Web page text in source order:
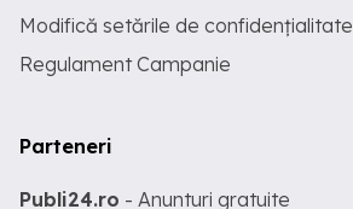
Modifică setările de confidențialitate
Regulament Campanie
Parteneri
Publi24.ro - Anunturi gratuite